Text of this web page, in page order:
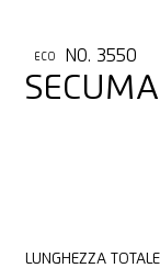
ECO NO. 3550
LUNGHEZZA